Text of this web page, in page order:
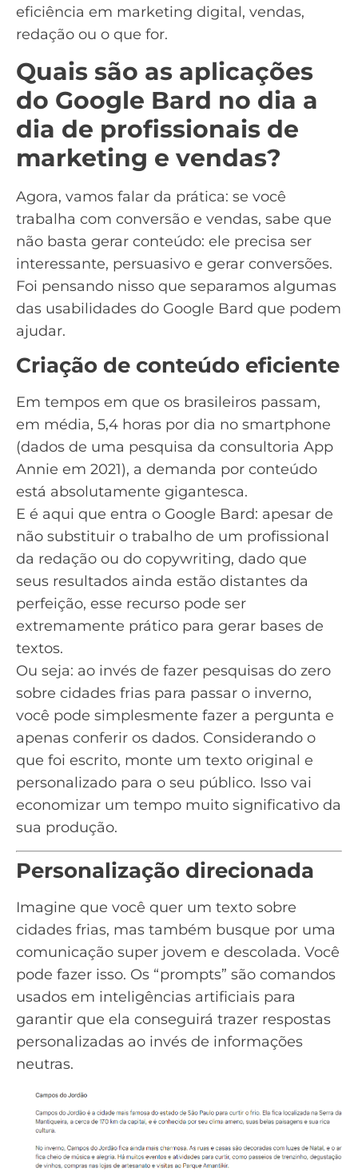
eficiência em marketing digital, vendas,
redação ou o que for.
Quais são as aplicações
do Google Bard no dia a
dia de profissionais de
marketing e vendas?
Agora, vamos falar da prática: se você
trabalha com conversão e vendas, sabe que
não basta gerar conteúdo: ele precisa ser
interessante, persuasivo e gerar conversões.
Foi pensando nisso que separamos algumas
das usabilidades do Google Bard que podem
ajudar.
Criação de conteúdo eficiente
Em tempos em que os brasileiros passam,
em média, 5,4 horas por dia no smartphone
(dados de uma pesquisa da consultoria App
Annie em 2021), a demanda por conteúdo
está absolutamente gigantesca.
E é aqui que entra o Google Bard: apesar de
não substituir o trabalho de um profissional
da redação ou do copywriting, dado que
seus resultados ainda estão distantes da
perfeição, esse recurso pode ser
extremamente prático para gerar bases de
textos.
Ou seja: ao invés de fazer pesquisas do zero
sobre cidades frias para passar o inverno,
você pode simplesmente fazer a pergunta e
apenas conferir os dados. Considerando o
que foi escrito, monte um texto original e
personalizado para o seu público. Isso vai
economizar um tempo muito significativo da
sua produção.
Personalização direcionada
Imagine que você quer um texto sobre
cidades frias, mas também busque por uma
comunicação super jovem e descolada. Você
pode fazer isso. Os “prompts” são comandos
usados em inteligências artificiais para
garantir que ela conseguirá trazer respostas
personalizadas ao invés de informações
neutras.